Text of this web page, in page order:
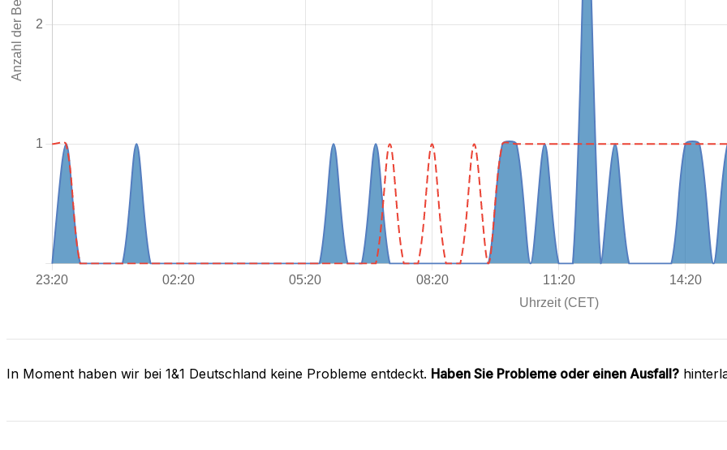
In Moment haben wir bei 1&1 Deutschland keine Probleme entdeckt. Haben Sie Probleme oder einen Ausfall?